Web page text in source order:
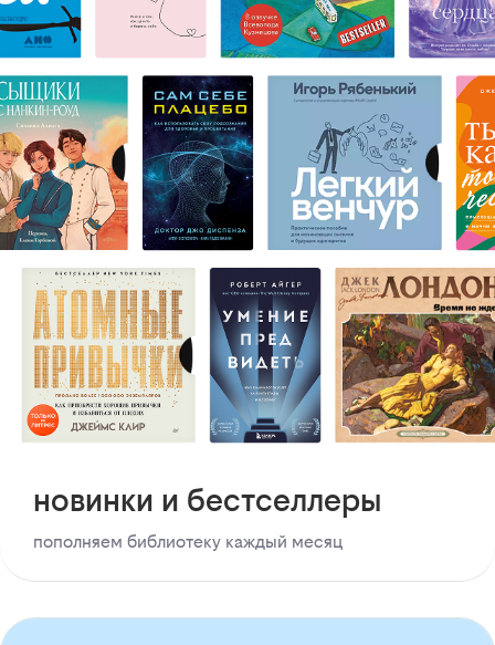
новинки и бестселлеры
пополняем библиотеку каждый месяц